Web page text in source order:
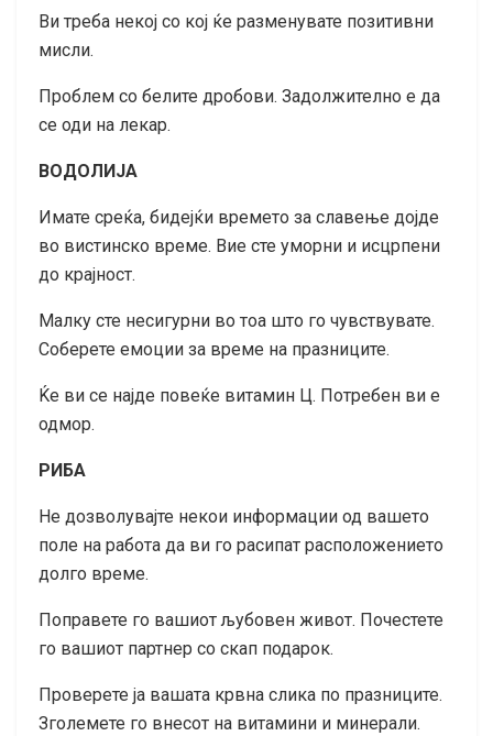
Ви треба некој со кој ќе разменувате позитивни
мисли.
Проблем со белите дробови. Задолжително е да
се оди на лекар.
ВОДОЛИЈА
Имате среќа, бидејќи времето за славење дојде
во вистинско време. Вие сте уморни и исцрпени
до крајност.
Малку сте несигурни во тоа што го чувствувате.
Соберете емоции за време на празниците.
Ќе ви се најде повеќе витамин Ц. Потребен ви е
одмор.
РИБА
Не дозволувајте некои информации од вашето
поле на работа да ви го расипат расположението
долго време.
Поправете го вашиот љубовен живот. Почестете
го вашиот партнер со скап подарок.
Проверете ја вашата крвна слика по празниците.
Зголемете го внесот на витамини и минерали.